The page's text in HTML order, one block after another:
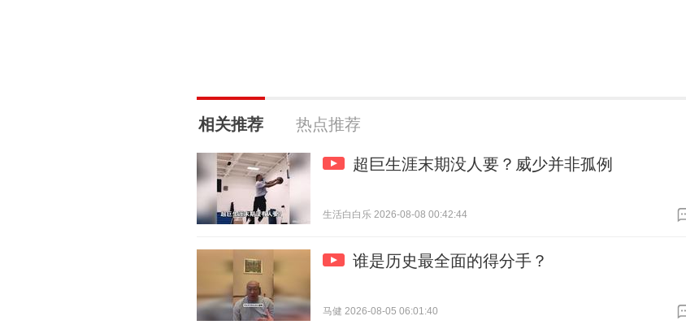
相关推荐 热点推荐
超巨生涯末期没人要？威少并非孤例
生活白白乐 2026-08-08 00:42:44
谁是历史最全面的得分手？
马健 2026-08-05 06:01:40